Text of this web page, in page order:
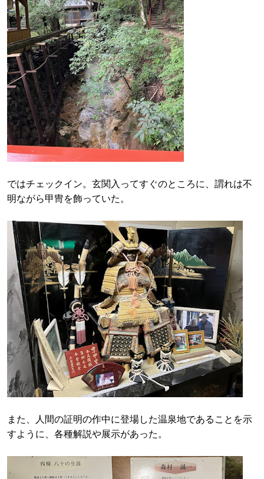
ではチェックイン。玄関入ってすぐのところに、謂れは不
明ながら甲冑を飾っていた。
また、人間の証明の作中に登場した温泉地であることを示
すように、各種解説や展示があった。